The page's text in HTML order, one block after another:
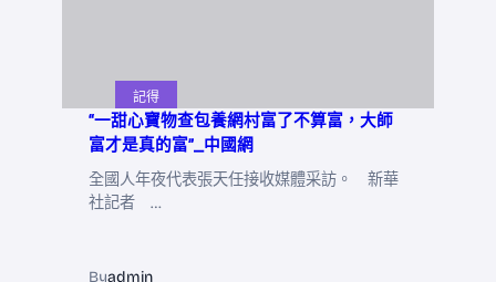
記得
“一甜心寶物查包養網村富了不算富，大師
富才是真的富”_中國網
全國人年夜代表張天任接收媒體采訪。 新華
社記者 …
Byadmin